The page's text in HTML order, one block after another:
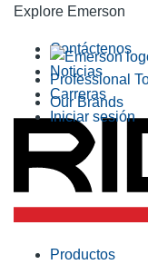
Explore Emerson
Professional
Our Brands
Contáctenos
Noticias
Carreras
Iniciar sesión
Productos